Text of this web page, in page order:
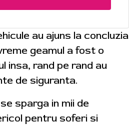
au ajuns la concluzia
geamul a fost o
insa, rand pe rand au
de siguranta.
sparga in mii de
pentru soferi si